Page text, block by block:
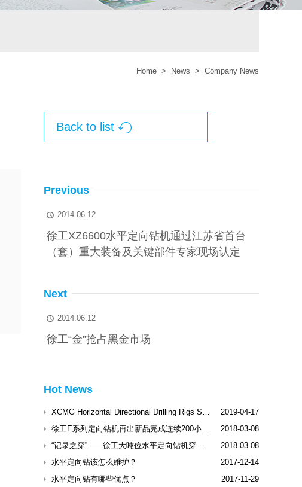
Home > News > Company News
Back to list 
Previous
 2014.06.12
徐工XZ6600水平定向钻机通过江苏省首台
（套）重大装备及关键部件专家现场认定
Next
 2014.06.12
徐工“金”抢占黑金市场
Hot News
XCMG Horizontal Directional Drilling Rigs Shine Dubai International Trenchless Exhibitio
2019-04-17
徐工E系列定向钻机再出新品完成连续200小时工业性试验
2018-03-08
“记录之穿”——徐工大吨位水平定向钻机穿越松花江
2018-03-08
水平定向钻该怎么维护？
2017-12-14
水平定向钻有哪些优点？
2017-11-29